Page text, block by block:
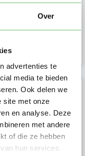
Over
advertenties te
media te bieden
Ook delen we
site met onze
en analyse. Deze
met andere
of die ze hebben
hun services.
ik ben op zoek
in Breda. Stuur mij
je meer vragen